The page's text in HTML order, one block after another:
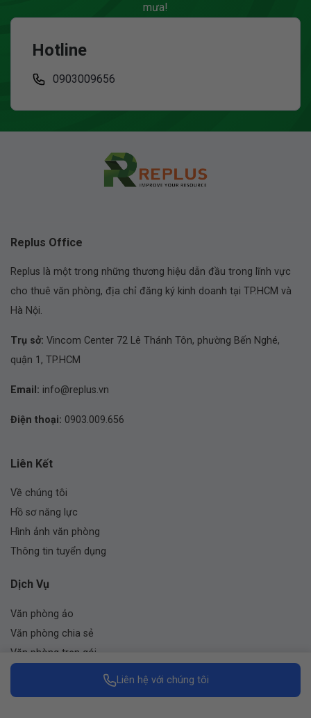
mưa!
Hotline
0903009656
Replus Office
Replus là một trong những thương hiệu dẫn đầu trong lĩnh vực
cho thuê văn phòng, địa chỉ đăng ký kinh doanh tại TP.HCM và
Hà Nội.
Trụ sở: Vincom Center 72 Lê Thánh Tôn, phường Bến Nghé,
quận 1, TP.HCM
Email: info@replus.vn
Điện thoại: 0903.009.656
Liên Kết
Về chúng tôi
Hồ sơ năng lực
Hình ảnh văn phòng
Thông tin tuyển dụng
Dịch Vụ
Văn phòng ảo
Văn phòng chia sẻ
Văn phòng trọn gói
Nhượng quyền thương hiệu
Liên hệ với chúng tôi